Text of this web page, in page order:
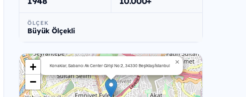
ÖLÇEK
Büyük Ölçekli
Konaklar, Sabancı Ak Center Girişi No:2, 34330 Beşiktaş/İstanbul ×
+
−